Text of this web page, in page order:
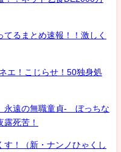
るまとめ速報！！激しく
エ！こじらせ！50独身処
遠の無職童貞- ぼっちな
死苦！
す！（新・ナンノひゃくし